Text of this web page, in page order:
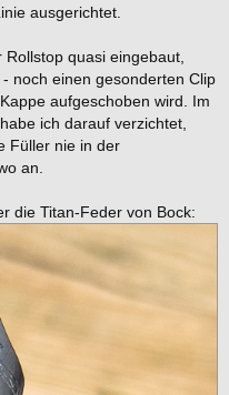
ausgerichtet.
quasi eingebaut,
noch einen gesonderten Clip
aufgeschoben wird. Im
ich darauf verzichtet,
Füller nie in der
an.
die Titan-Feder von Bock: